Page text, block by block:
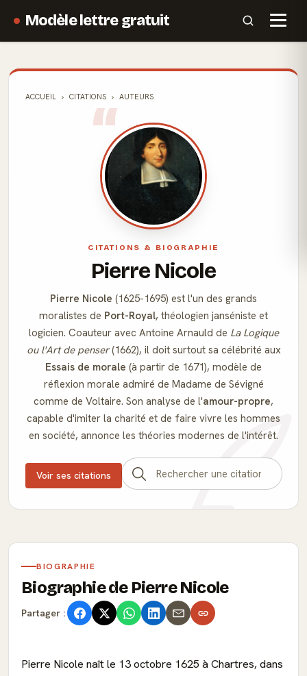
Modèle lettre gratuit
ACCUEIL CITATIONS AUTEURS
CITATIONS & BIOGRAPHIE
Pierre Nicole
Pierre Nicole (1625-1695) est l'un des grands
moralistes de Port-Royal, théologien janséniste et
logicien. Coauteur avec Antoine Arnauld de La Logique
ou l'Art de penser(1662), il doit surtout sa célébrité aux
Essais de morale (à partir de 1671), modèle de
réflexion morale admiré de Madame de Sévigné
comme de Voltaire. Son analyse de l'amour-propre,
capable d'imiter la charité et de faire vivre les hommes
en société, annonce les théories modernes de l'intérêt.
Voir ses citations
BIOGRAPHIE
Biographie de Pierre Nicole
Partager :
Pierre Nicole naît le 13 octobre 1625 à Chartres, dans